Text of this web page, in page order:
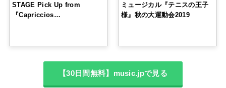
STAGE Pick Up from
『Capriccios…
ミュージカル『テニスの王子
様』秋の大運動会2019
【30日間無料】music.jpで見る